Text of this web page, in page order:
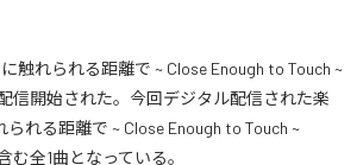
触れられる距離で ~ Close Enough to Touch ~
配信開始された。今回デジタル配信された楽
られる距離で ~ Close Enough to Touch ~
む全1曲となっている。